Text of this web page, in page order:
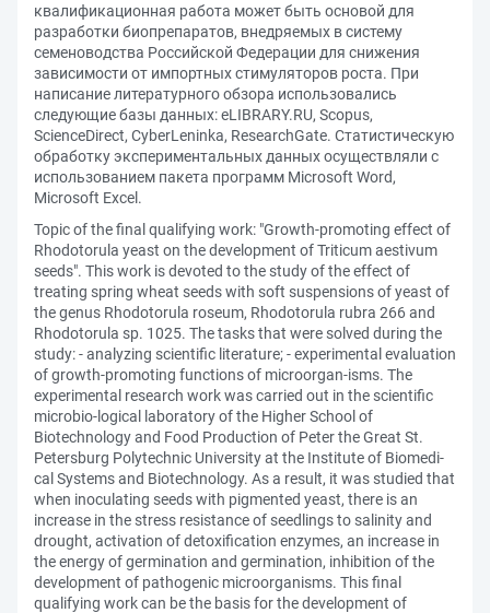
квалификационная работа может быть основой для
разработки биопрепаратов, внедряемых в систему
семеноводства Российской Федерации для снижения
зависимости от импортных стимуляторов роста. При
написание литературного обзора использовались
следующие базы данных: eLIBRARY.RU, Scopus,
ScienceDirect, CyberLeninka, ResearchGate. Статистическую
обработку экспериментальных данных осуществляли с
использованием пакета программ Microsoft Word,
Microsoft Excel.
Topic of the final qualifying work: "Growth-promoting effect of
Rhodotorula yeast on the development of Triticum aestivum
seeds". This work is devoted to the study of the effect of
treating spring wheat seeds with soft suspensions of yeast of
the genus Rhodotorula roseum, Rhodotorula rubra 266 and
Rhodotorula sp. 1025. The tasks that were solved during the
study: - analyzing scientific literature; - experimental evaluation
of growth-promoting functions of microorgan-isms. The
experimental research work was carried out in the scientific
microbio-logical laboratory of the Higher School of
Biotechnology and Food Production of Peter the Great St.
Petersburg Polytechnic University at the Institute of Biomedi-
cal Systems and Biotechnology. As a result, it was studied that
when inoculating seeds with pigmented yeast, there is an
increase in the stress resistance of seedlings to salinity and
drought, activation of detoxification enzymes, an increase in
the energy of germination and germination, inhibition of the
development of pathogenic microorganisms. This final
qualifying work can be the basis for the development of